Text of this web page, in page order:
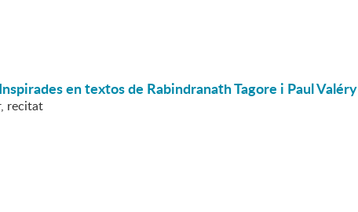
en textos de Rabindranath Tagore i Paul Valéry
recitat